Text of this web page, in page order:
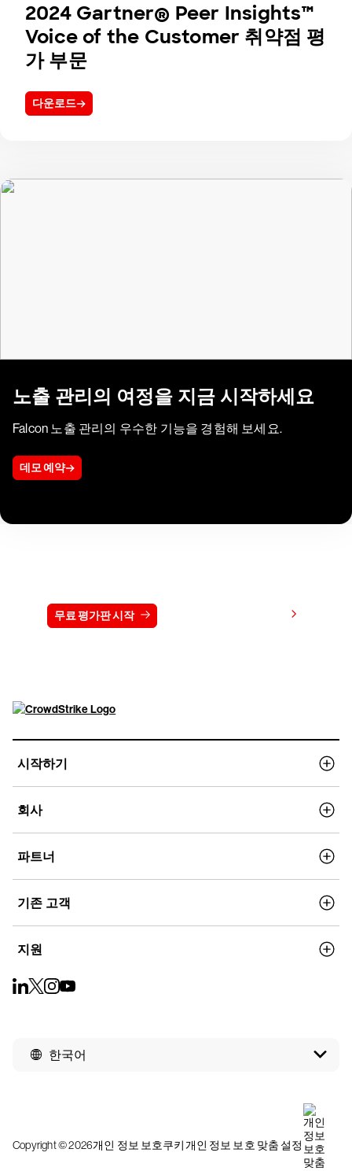
2024 Gartner® Peer Insights™
Voice of the Customer 취약점 평
가 부문
다운로드
노출 관리의 여정을 지금 시작하세요
Falcon 노출 관리의 우수한 기능을 경험해 보세요.
데모 예약
무료 평가판 시작
시작하기
회사
파트너
기존 고객
지원
한국어
Copyright © 2026개인 정보 보호쿠키 개인 정보 보호 맞춤 설정